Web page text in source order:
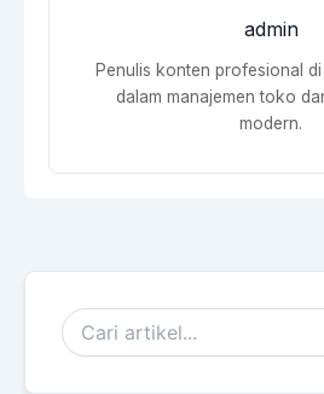
admin
Penulis konten profesional di
dalam manajemen toko
modern.